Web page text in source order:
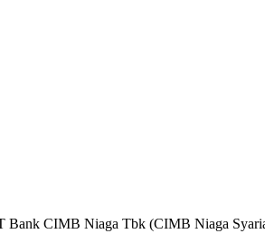
CIMB Niaga Tbk (CIMB Niaga